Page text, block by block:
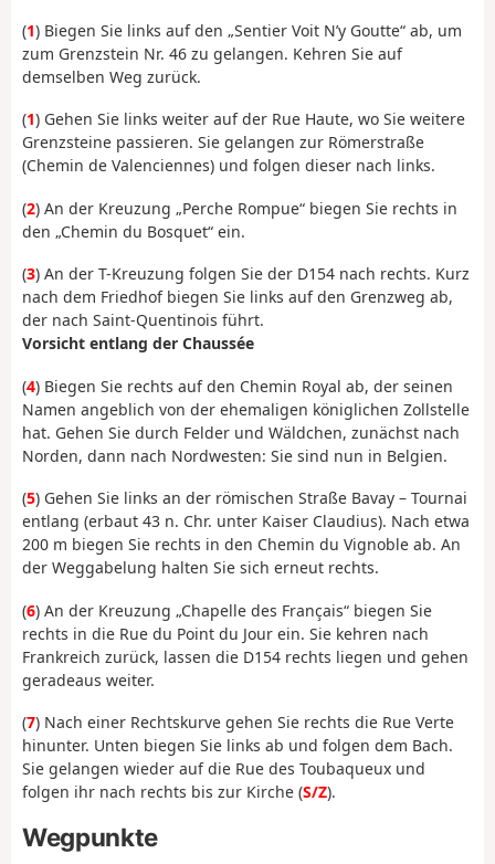
(1) Biegen Sie links auf den „Sentier Voit N’y Goutte“ ab, um
zum Grenzstein Nr. 46 zu gelangen. Kehren Sie auf
demselben Weg zurück.
(1) Gehen Sie links weiter auf der Rue Haute, wo Sie weitere
Grenzsteine passieren. Sie gelangen zur Römerstraße
(Chemin de Valenciennes) und folgen dieser nach links.
(2) An der Kreuzung „Perche Rompue“ biegen Sie rechts in
den „Chemin du Bosquet“ ein.
(3) An der T-Kreuzung folgen Sie der D154 nach rechts. Kurz
nach dem Friedhof biegen Sie links auf den Grenzweg ab,
der nach Saint-Quentinois führt.
Vorsicht entlang der Chaussée
(4) Biegen Sie rechts auf den Chemin Royal ab, der seinen
Namen angeblich von der ehemaligen königlichen Zollstelle
hat. Gehen Sie durch Felder und Wäldchen, zunächst nach
Norden, dann nach Nordwesten: Sie sind nun in Belgien.
(5) Gehen Sie links an der römischen Straße Bavay – Tournai
entlang (erbaut 43 n. Chr. unter Kaiser Claudius). Nach etwa
200 m biegen Sie rechts in den Chemin du Vignoble ab. An
der Weggabelung halten Sie sich erneut rechts.
(6) An der Kreuzung „Chapelle des Français“ biegen Sie
rechts in die Rue du Point du Jour ein. Sie kehren nach
Frankreich zurück, lassen die D154 rechts liegen und gehen
geradeaus weiter.
(7) Nach einer Rechtskurve gehen Sie rechts die Rue Verte
hinunter. Unten biegen Sie links ab und folgen dem Bach.
Sie gelangen wieder auf die Rue des Toubaqueux und
folgen ihr nach rechts bis zur Kirche (S/Z).
Wegpunkte